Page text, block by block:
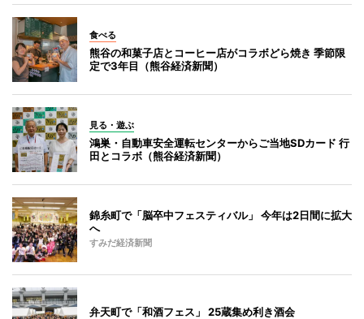
食べる
熊谷の和菓子店とコーヒー店がコラボどら焼き 季節限
定で3年目（熊谷経済新聞）
見る・遊ぶ
鴻巣・自動車安全運転センターからご当地SDカード 行
田とコラボ（熊谷経済新聞）
錦糸町で「脳卒中フェスティバル」 今年は2日間に拡大
へ
すみだ経済新聞
弁天町で「和酒フェス」 25蔵集め利き酒会